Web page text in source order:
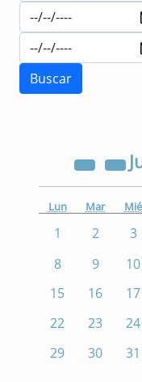
Lun Mar Mié
1 2 3
8
9 10
15
16 17
22
23 24
29
30 31